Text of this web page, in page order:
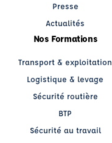
Presse
Actualités
Nos Formations
Transport & exploitation
Logistique & levage
Sécurité routière
BTP
Sécurité au travail